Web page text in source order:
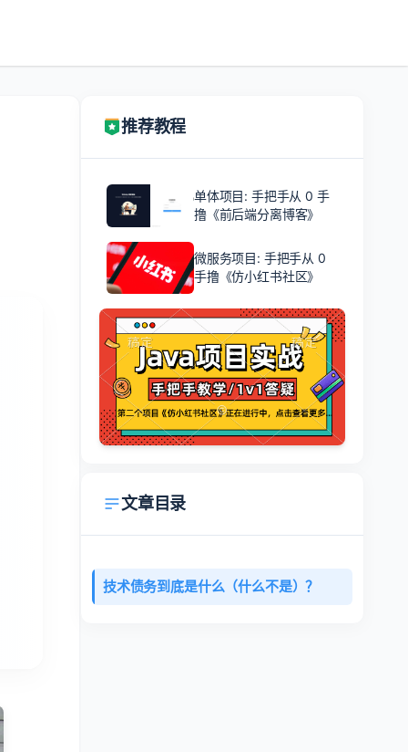
推荐教程
单体项目: 手把手从 0 手
撸《前后端分离博客》
微服务项目: 手把手从 0
手撸《仿小红书社区》
文章目录
技术债务到底是什么（什么不是）？